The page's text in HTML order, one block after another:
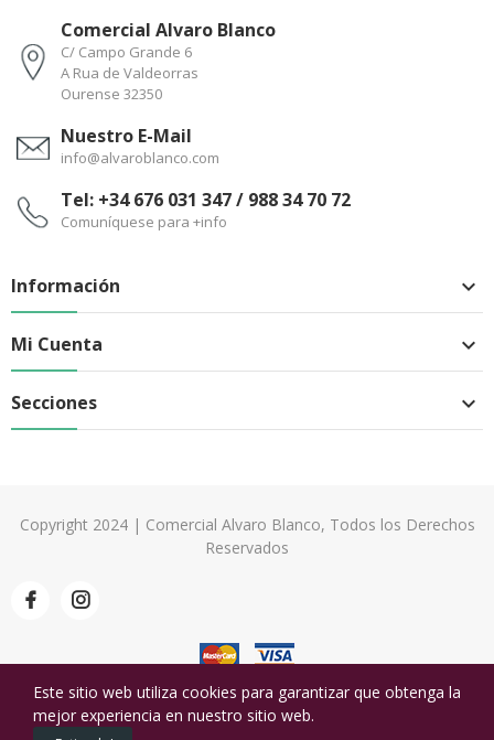
Comercial Alvaro Blanco
C/ Campo Grande 6
A Rua de Valdeorras
Ourense 32350
Nuestro E-Mail
info@alvaroblanco.com
Tel: +34 676 031 347 / 988 34 70 72
Comuníquese para +info
Información 
Mi Cuenta 
Secciones 
Copyright 2024 | Comercial Alvaro Blanco, Todos los Derechos
Reservados
Este sitio web utiliza cookies para garantizar que obtenga la
mejor experiencia en nuestro sitio web.